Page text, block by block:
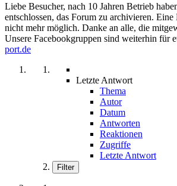
Liebe Besucher, nach 10 Jahren Betrieb
entschlossen, das Forum zu archivieren.
nicht mehr möglich. Danke an alle, die
Unsere Facebookgruppen sind weiterhin für
port.de
Letzte Antwort
Thema
Autor
Datum
Antworten
Reaktionen
Zugriffe
Letzte Antwort
Filter